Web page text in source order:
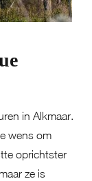
in Alkmaar.
wens om
oprichtster
ze is